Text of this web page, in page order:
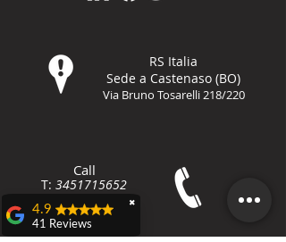
RS Italia
Sede a Castenaso (BO)
Via Bruno Tosarelli 218/220
Call
T: 3451715652
✖
4.9
41 Reviews